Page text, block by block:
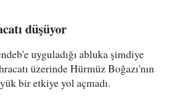
düşüyor
uyguladığı abluka şimdiye
üzerinde Hürmüz Boğazı'nın
bir etkiye yol açmadı.